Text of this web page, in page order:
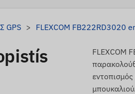
GPS FLEXCOM FB222RD3020
FLEXCOM